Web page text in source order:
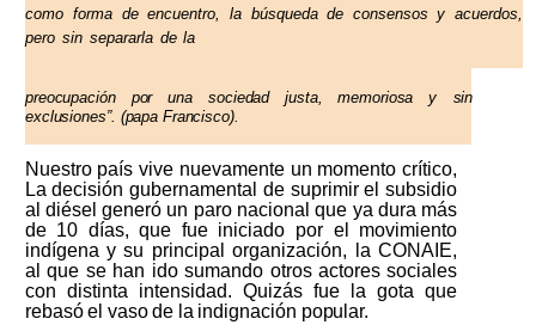
como forma de encuentro, la búsqueda de consensos y acuerdos,
pero sin separarla de la
preocupación por una sociedad justa, memoriosa y
sin
exclusiones”. (papa Francisco).
Nuestro país vive nuevamente un momento crítico,
La decisión gubernamental de suprimir el subsidio
al diésel generó un paro nacional que ya dura más
de 10 días, que fue iniciado por el movimiento
indígena y su principal organización, la CONAIE,
al que se han ido sumando otros actores sociales
con distinta intensidad. Quizás fue la gota que
rebasó el vaso de la indignación popular.